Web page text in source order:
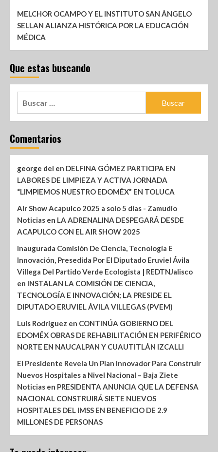
MELCHOR OCAMPO Y EL INSTITUTO SAN ÁNGELO
SELLAN ALIANZA HISTÓRICA POR LA EDUCACIÓN
MÉDICA
Que estas buscando
Comentarios
george del en DELFINA GÓMEZ PARTICIPA EN
LABORES DE LIMPIEZA Y ACTIVA JORNADA
“LIMPIEMOS NUESTRO EDOMÉX” EN TOLUCA
Air Show Acapulco 2025 a solo 5 días - Zamudio
Noticias en LA ADRENALINA DESPEGARÁ DESDE
ACAPULCO CON EL AIR SHOW 2025
Inaugurada Comisión De Ciencia, Tecnología E
Innovación, Presedida Por El Diputado Eruviel Ávila
Villega Del Partido Verde Ecologista | REDTNJalisco
en INSTALAN LA COMISIÓN DE CIENCIA,
TECNOLOGÍA E INNOVACIÓN; LA PRESIDE EL
DIPUTADO ERUVIEL ÁVILA VILLEGAS (PVEM)
Luis Rodríguez en CONTINÚA GOBIERNO DEL
EDOMÉX OBRAS DE REHABILITACIÓN EN PERIFÉRICO
NORTE EN NAUCALPAN Y CUAUTITLÁN IZCALLI
El Presidente Revela Un Plan Innovador Para Construir
Nuevos Hospitales a Nivel Nacional – Baja Ziete
Noticias en PRESIDENTA ANUNCIA QUE LA DEFENSA
NACIONAL CONSTRUIRÁ SIETE NUEVOS
HOSPITALES DEL IMSS EN BENEFICIO DE 2.9
MILLONES DE PERSONAS